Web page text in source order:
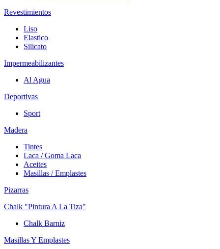
Revestimientos
Liso
Elastico
Silicato
Impermeabilizantes
Al Agua
Deportivas
Sport
Madera
Tintes
Laca / Goma Laca
Aceites
Masillas / Emplastes
Pizarras
Chalk "Pintura A La Tiza"
Chalk Barniz
Masillas Y Emplastes